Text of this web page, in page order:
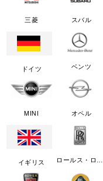
三菱 スバル
ドイツ ベンツ
MINI オペル
イギリス ロールス・ロイス